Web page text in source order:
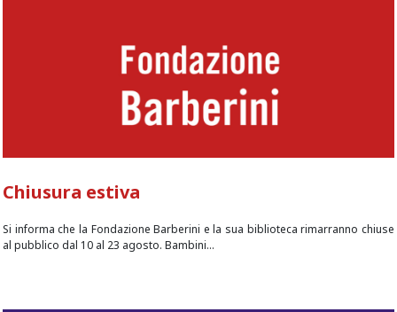
Chiusura estiva
Si informa che la Fondazione Barberini e la sua biblioteca rimarranno chiuse
al pubblico dal 10 al 23 agosto. Bambini...